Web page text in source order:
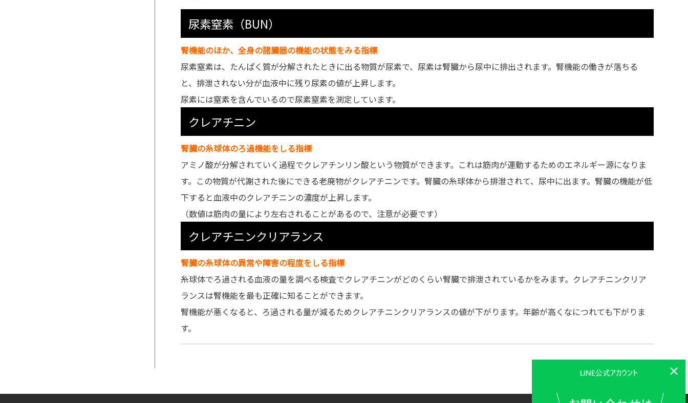
尿素窒素（BUN）
腎機能のほか、全身の諸臓器の機能の状態をみる指標
尿素窒素は、たんぱく質が分解されたときに出る物質が尿素で、尿素は腎臓から尿中に排出されます。腎機能の働きが落ちる
と、排泄されない分が血液中に残り尿素の値が上昇します。
尿素には窒素を含んでいるので尿素窒素を測定しています。
クレアチニン
腎臓の糸球体のろ過機能をしる指標
アミノ酸が分解されていく過程でクレアチンリン酸という物質ができます。これは筋肉が運動するためのエネルギー源になりま
す。この物質が代謝された後にできる老廃物がクレアチニンです。腎臓の糸球体から排泄されて、尿中に出ます。腎臓の機能が低
下すると血液中のクレアチニンの濃度が上昇します。
（数値は筋肉の量により左右されることがあるので、注意が必要です）
クレアチニンクリアランス
腎臓の糸球体の異常や障害の程度をしる指標
糸球体でろ過される血液の量を調べる検査でクレアチニンがどのくらい腎臓で排泄されているかをみます。クレアチニンクリア
ランスは腎機能を最も正確に知ることができます。
腎機能が悪くなると、ろ過される量が減るためクレアチニンクリアランスの値が下がります。年齢が高くなにつれても下がりま
す。